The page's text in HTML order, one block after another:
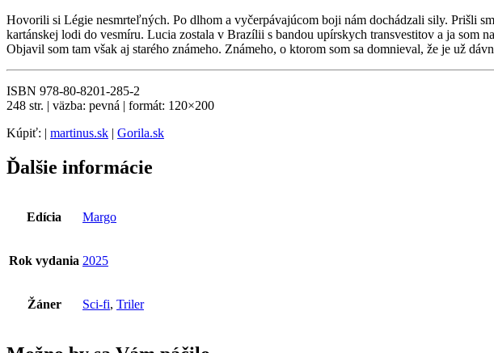
Hovorili si Légie nesmrteľných. Po dlhom a vyčerpávajúcom boji nám dochádzali sily. Prišli
kartánskej lodi do vesmíru. Lucia zostala v Brazílii s bandou upírskych transvestitov a ja som
Objavil som tam však aj starého známeho. Známeho, o ktorom som sa domnieval, že je už
ISBN 978-80-8201-285-2
248 str. | väzba: pevná | formát: 120×200
Kúpiť: | martinus.sk | Gorila.sk
Ďalšie informácie
Edícia Margo
Rok vydania 2025
Žáner Sci-fi, Triler